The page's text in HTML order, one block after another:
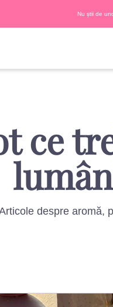
Nu știi de
ce
despre aromă,